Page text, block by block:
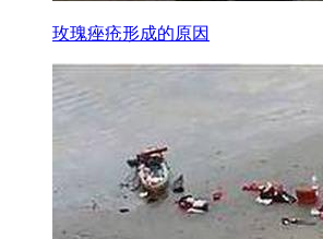
玫瑰痤疮形成的原因